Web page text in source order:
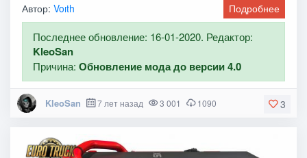
Автор:Voıth Подробнее
Последнее обновление: 16-01-2020. Редактор:
KleoSan
Причина:Обновление мода до версии 4.0
3
KleoSan 7 лет назад 3 001 1090